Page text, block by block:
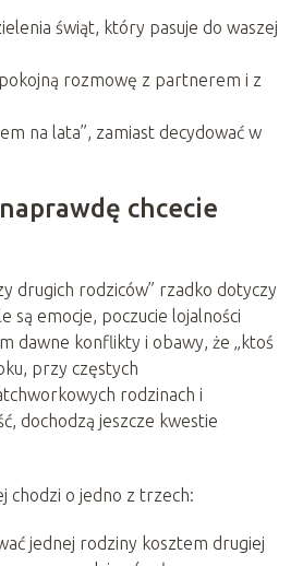
świąt, który pasuje do waszej
rozmowę z partnerem i z
na lata”, zamiast decydować w
chcecie
drugich rodziców” rzadko dotyczy
są emocje, poczucie lojalności
dawne konflikty i obawy, że „ktoś
przy częstych
rodzinach i
dochodzą jeszcze kwestie
chodzi o jedno z trzech:
jednej rodziny kosztem drugiej